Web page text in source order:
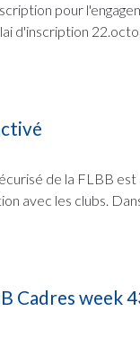
pour
d'inscription
de la FLBB
avec les clubs.
Cadres week